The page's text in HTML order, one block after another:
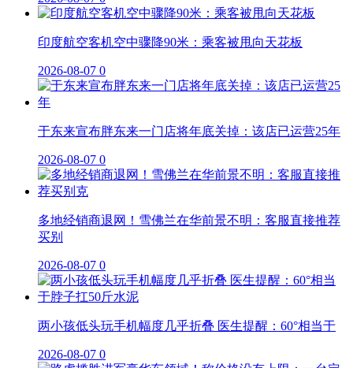
印度航空客机空中骤降90米：乘客被甩向天花板
2026-08-07 0
于东来宣布胖东来一门店将年底关掉：该店已运营25年
2026-08-07 0
多地经销商退网！雪佛兰在华前景不明：客服直接推荐
买别
2026-08-07 0
两小孩低头玩手机幅度几乎折叠 医生提醒：60°相当于
2026-08-07 0